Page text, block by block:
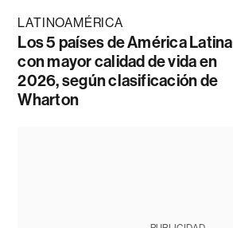
LATINOAMÉRICA
Los 5 países de América Latina
con mayor calidad de vida en
2026, según clasificación de
Wharton